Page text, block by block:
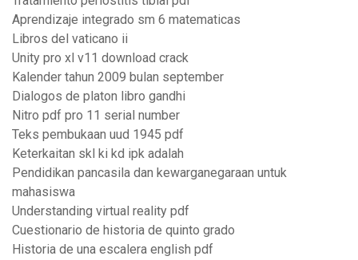
Aprendizaje integrado sm 6 matematicas
Libros del vaticano ii
Unity pro xl v11 download crack
Kalender tahun 2009 bulan september
Dialogos de platon libro gandhi
Nitro pdf pro 11 serial number
Teks pembukaan uud 1945 pdf
Keterkaitan skl ki kd ipk adalah
Pendidikan pancasila dan kewarganegaraan untuk
mahasiswa
Understanding virtual reality pdf
Cuestionario de historia de quinto grado
Historia de una escalera english pdf